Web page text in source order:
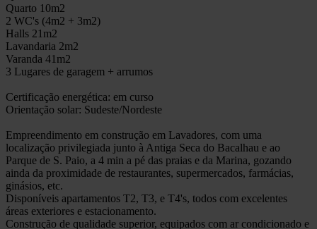
Quarto 10m2
2 WC's (4m2 + 3m2)
Halls 21m2
Lavandaria 2m2
Varanda 41m2
3 Lugares de garagem + arrumos
Certificação energética: em curso
Orientação solar: Sudeste/Nordeste
Empreendimento em construção em Lavadores, com uma
localização privilegiada junto à Antiga Seca do Bacalhau e ao
Parque de S. Paio, a 4 min a pé das praias e da Marina, gozando
ainda da proximidade de restaurantes, supermercados, farmácias,
ginásios, etc.
Disponíveis apartamentos T2, T3, e T4's, todos com excelentes
áreas exteriores e estacionamento.
Construção de qualidade superior, equipados com ar condicionado e